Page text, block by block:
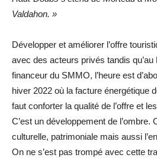
Valdahon. »
Développer et améliorer l’offre
avec des acteurs privés tandis
financeur du SMMO, l’heure est
hiver 2022 où la facture énergétique
faut conforter la qualité de l’offre et
C’est un développement de l’ombre.
culturelle, patrimoniale mais aussi
On ne s’est pas trompé avec cette